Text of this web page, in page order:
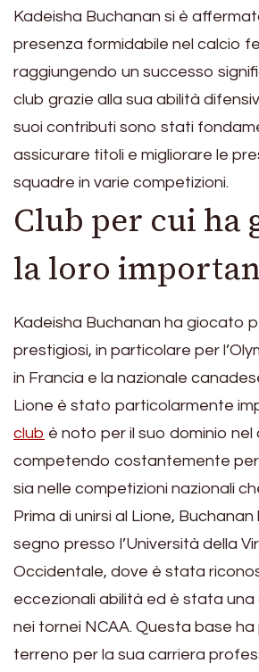
Kadeisha Buchanan si è
presenza formidabile nel calcio
raggiungendo un successo
club grazie alla sua abilità
suoi contributi sono stati
assicurare titoli e migliorare le
squadre in varie competizioni.
Club per cui ha
la loro
Kadeisha Buchanan ha giocato
prestigiosi, in particolare per
in Francia e la nazionale
Lione è stato particolarmente
club è noto per il suo dominio nel
competendo costantemente per
sia nelle competizioni nazionali
Prima di unirsi al Lione,
segno presso l’Università della
Occidentale, dove è stata
eccezionali abilità ed è stata
nei tornei NCAA. Questa base
terreno per la sua carriera